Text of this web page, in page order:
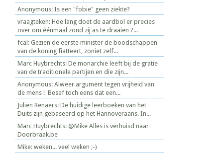
Anonymous: Is een "fobie" geen ziekte?
vraagteken: Hoe lang doet de aardbol er precies
over om éénmaal zond zij as te draaien ?...
fcal: Gezien de eerste minister de boodschappen
van de koning fiatteert, zoniet zelf...
Marc Huybrechts: De monarchie leeft bij de gratie
van de traditionele partijen en die zijn...
Anonymous: Alweer argument tegen vrijheid van
de mens ! Besef toch eens dat een...
Julien Renaers: De huidige leerboeken van het
Duits zijn gebaseerd op het Hannoveraans. In...
Marc Huybrechts: @Mike Alles is verhuisd naar
Doorbraak.be
Mike: weken... veel weken ;-)